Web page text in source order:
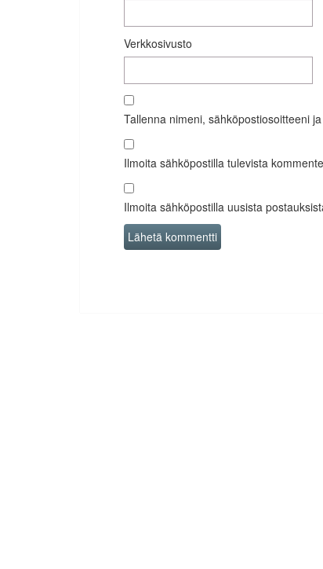
Verkkosivusto
Tallenna nimeni, sähköpostiosoitteeni
Ilmoita sähköpostilla tulevista
Ilmoita sähköpostilla uusista